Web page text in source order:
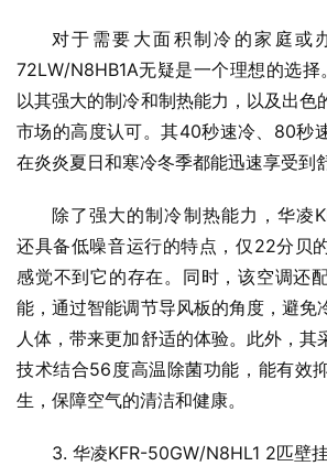
对于需要大面积制冷的家庭或
72LW/N8HB1A无疑是一个理想的选
以其强大的制冷和制热能力，以及出色
市场的高度认可。其40秒速冷、80秒
在炎炎夏日和寒冷冬季都能迅速享受到
除了强大的制冷制热能力，华凌
还具备低噪音运行的特点，仅22分贝
感觉不到它的存在。同时，该空调还
能，通过智能调节导风板的角度，避免
人体，带来更加舒适的体验。此外，其
技术结合56度高温除菌功能，能有效
生，保障空气的清洁和健康。
3. 华凌KFR-50GW/N8HL1 2匹壁